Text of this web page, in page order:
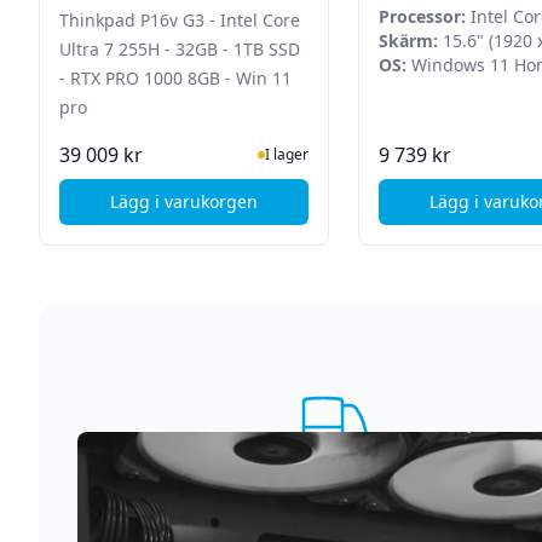
- Win 11 pro
Thinkpad P16v G3 - Intel Core
Ultra 7 255H - 32GB - 1TB SSD
- RTX PRO 1000 8GB - Win 11
pro
39 009 kr I lager
Lägg i varukorgen, Lenovo Thinkpad P16v G3 - Intel Core Ultra
Windows 11 Home
Processor: Intel
Skärm: 15.6" (1920
OS: Windows 11
9 739 kr
Lägg i ,
Supersnabb leverans
Vi förstår att du inte vill vänta. Därför packar och